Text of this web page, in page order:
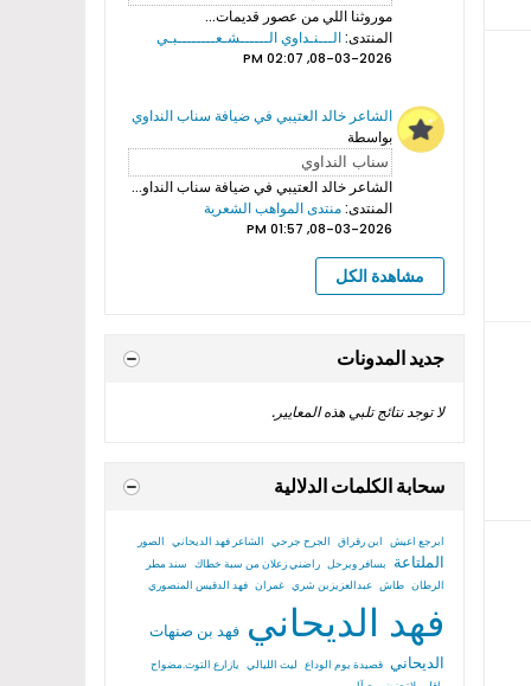
موروثنا اللي من عصور قديمات...
المنتدى:الـــنـداوي الــــــشـعــــــــبـي
08-03-2026, 02:07 PM
الشاعر خالد العتيبي في ضيافة سناب النداوي
بواسطة
الشاعر خالد العتيبي في ضيافة سناب النداوي بروموهات فيديوهات...
المنتدى:منتدى المواهب الشعرية
08-03-2026, 01:57 PM
مشاهدة الكل
جديد المدونات
لا توجد نتائج تلبي هذه المعايير.
سحابة الكلمات الدلالية
ابرجع اعيش ابن رقراق الجرح جرحي الشاعر فهد الديحاني الصور
الملتاعة بسافر وبرحل راضني زعلان من سبة خطاك سند مطر
الرطان طاش عبدالعزيزبن شري غمران فهد الدقيس المنصوري
فهد الديحاني فهد بن صنهات
الديحاني قصيدة يوم الوداع ليت الليالي يازارع التوت.مضواح